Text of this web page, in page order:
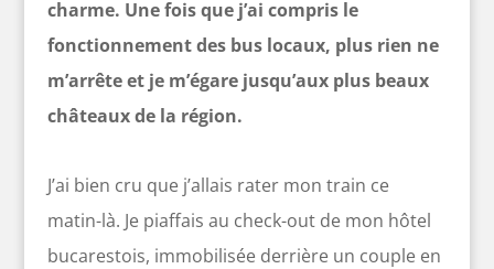
charme. Une fois que j’ai compris le
fonctionnement des bus locaux, plus rien ne
m’arrête et je m’égare jusqu’aux plus beaux
châteaux de la région.
J’ai bien cru que j’allais rater mon train ce
matin-là. Je piaffais au check-out de mon hôtel
bucarestois, immobilisée derrière un couple en